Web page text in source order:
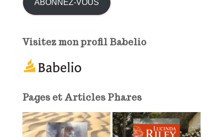
s
a
ABONNEZ-VOUS
Visitez mon profil Babelio
Pages et Articles Phares